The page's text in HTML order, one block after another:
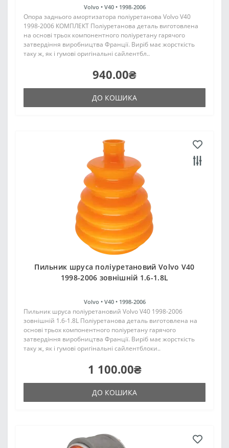
Volvo • V40 • 1998-2006
Опора заднього амортизатора поліуретанова Volvo V40
1998-2006 КОМПЛЕКТ Поліуретанова деталь виготовлена
на основі трьох компонентного поліуретану гарячого
затвердіння виробництва Франції. Виріб має жорсткість
таку ж, як і гумові оригінальні сайлентбл..
940.00₴
ДО КОШИКА
Пильник шруса поліуретановий Volvo V40
1998-2006 зовнішній 1.6-1.8L
Volvo • V40 • 1998-2006
Пильник шруса поліуретановий Volvo V40 1998-2006
зовнішній 1.6-1.8L Поліуретанова деталь виготовлена на
основі трьох компонентного поліуретану гарячого
затвердіння виробництва Франції. Виріб має жорсткість
таку ж, як і гумові оригінальні сайлентблоки..
1 100.00₴
ДО КОШИКА